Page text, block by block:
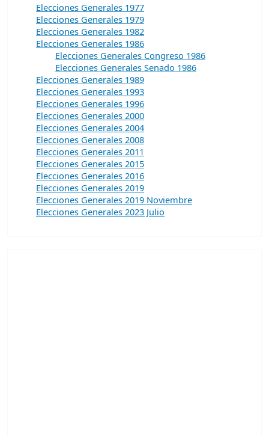
Elecciones Generales 1977
Elecciones Generales 1979
Elecciones Generales 1982
Elecciones Generales 1986
Elecciones Generales Congreso 1986
Elecciones Generales Senado 1986
Elecciones Generales 1989
Elecciones Generales 1993
Elecciones Generales 1996
Elecciones Generales 2000
Elecciones Generales 2004
Elecciones Generales 2008
Elecciones Generales 2011
Elecciones Generales 2015
Elecciones Generales 2016
Elecciones Generales 2019
Elecciones Generales 2019 Noviembre
Elecciones Generales 2023 Julio